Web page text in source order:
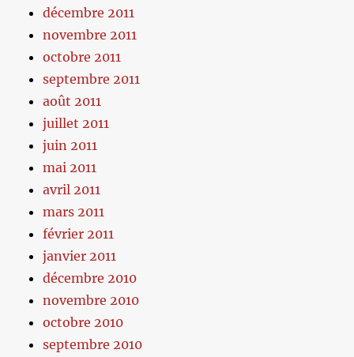
décembre 2011
novembre 2011
octobre 2011
septembre 2011
août 2011
juillet 2011
juin 2011
mai 2011
avril 2011
mars 2011
février 2011
janvier 2011
décembre 2010
novembre 2010
octobre 2010
septembre 2010